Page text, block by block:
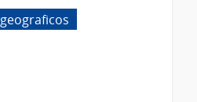
geograficos